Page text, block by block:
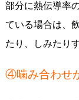
部分に熱伝導率
ている場合は、
たり、しみたり
④噛み合わせ